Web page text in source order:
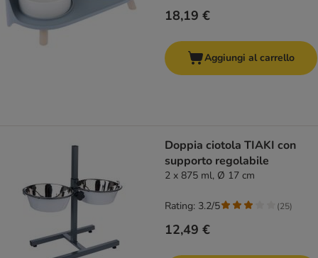
18,19 €
Aggiungi al carrello
Doppia ciotola TIAKI con
supporto regolabile
2 x 875 ml, Ø 17 cm
12,49 €
Rating: 3.2/5 (25)